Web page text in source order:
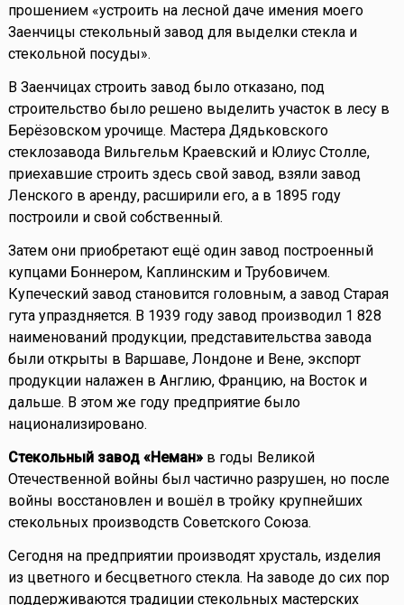
прошением «устроить на лесной даче имения моего
Заенчицы стекольный завод для выделки стекла и
стекольной посуды».
В Заенчицах строить завод было отказано, под
строительство было решено выделить участок в лесу в
Берёзовском урочище. Мастера Дядьковского
стеклозавода Вильгельм Краевский и Юлиус Столле,
приехавшие строить здесь свой завод, взяли завод
Ленского в аренду, расширили его, а в 1895 году
построили и свой собственный.
Затем они приобретают ещё один завод построенный
купцами Боннером, Каплинским и Трубовичем.
Купеческий завод становится головным, а завод Старая
гута упраздняется. В 1939 году завод производил 1 828
наименований продукции, представительства завода
были открыты в Варшаве, Лондоне и Вене, экспорт
продукции налажен в Англию, Францию, на Восток и
дальше. В этом же году предприятие было
национализировано.
Стекольный завод «Неман»в годы Великой
Отечественной войны был частично разрушен, но после
войны восстановлен и вошёл в тройку крупнейших
стекольных производств Советского Союза.
Сегодня на предприятии производят хрусталь, изделия
из цветного и бесцветного стекла. На заводе до сих пор
поддерживаются традиции стекольных мастерских